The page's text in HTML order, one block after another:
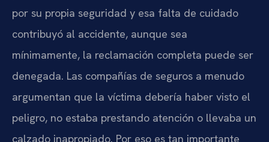
por su propia seguridad y esa falta de cuidado
contribuyó al accidente, aunque sea
mínimamente, la reclamación completa puede ser
denegada. Las compañías de seguros a menudo
argumentan que la víctima debería haber visto el
peligro, no estaba prestando atención o llevaba un
calzado inapropiado. Por eso es tan importante